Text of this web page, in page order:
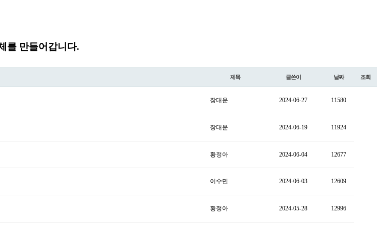
를 만들어갑니다.
제목 글쓴이 날짜 조회
장대운 2024-06-27 11580
장대운 2024-06-19 11924
황정아 2024-06-04 12677
이수민 2024-06-03 12609
황정아 2024-05-28 12996